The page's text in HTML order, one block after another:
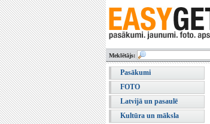
Meklētājs:
Pasākumi
FOTO
Latvijā un pasaulē
Kultūra un māksla